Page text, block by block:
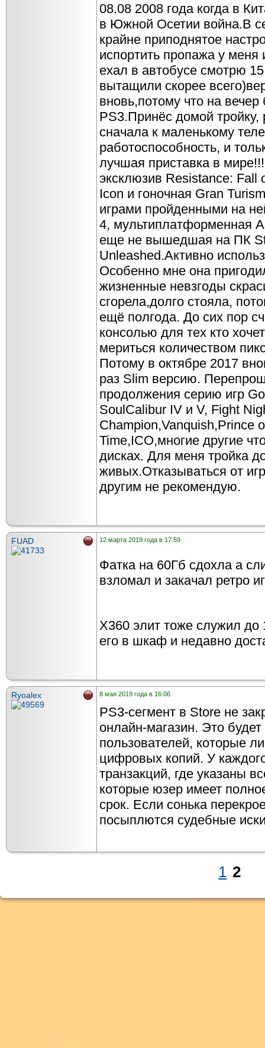
08.08 2008 года когда в
в Южной Осетии война.В
крайне приподнятое
испортить пропажа у меня
ехал в автобусе смотрю
вытащили скорее
вновь,потому что на
PS3.Принёс домой
сначала к маленькому
работоспособность, и
лучшая приставка в
эксклюзив Resistance: Fall
Icon и гоночная Gran
играми пройденными на
4, мультиплатформенная
еще не вышедшая на ПК
Unleashed.Активно
Особенно мне она
жизненные невзгоды
сгорела,долго стояла,
ещё полгода. До сих пор
консолью для тех кто
мериться количеством
Потому в октябре 2017
раз Slim версию.
продолжения серию игр
SoulCalibur IV и V, Fight
Champion,Vanquish,Prince
Time,ICO,многие другие
дисках. Для меня тройка
живых.Отказываться от
другим не рекомендую.
FUAD 12 марта 2019 года в 17:59
Фатка на 60Гб сдохла а
взломал и закачал ретро
Х360 элит тоже служил до
его в шкаф и недавно
Ryoalex 8 мая 2019 года в 16:06
PS3-сегмент в Store не
онлайн-магазин. Это
пользователей, которые
цифровых копий. У
транзакций, где указаны
которые юзер имеет
срок. Если сонька
посыплются судебные
1 2